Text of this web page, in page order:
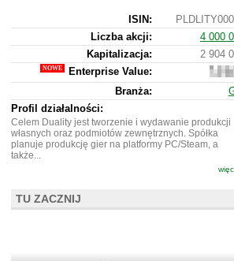
ISIN:
Liczba akcji:
4 000
Kapitalizacja:
2 904
Enterprise Value:
Branża:
Profil działalności:
Celem Duality jest tworzenie i wydawanie produkcji
własnych oraz podmiotów zewnętrznych. Spółka
planuje produkcję gier na platformy PC/Steam, a
także...
TU ZACZNIJ